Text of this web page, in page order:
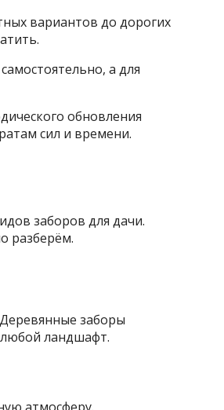
вариантов до дорогих
а для
обновления
сил и времени.
заборов для дачи.
разберём.
заборы
любой ландшафт.
атмосферу.